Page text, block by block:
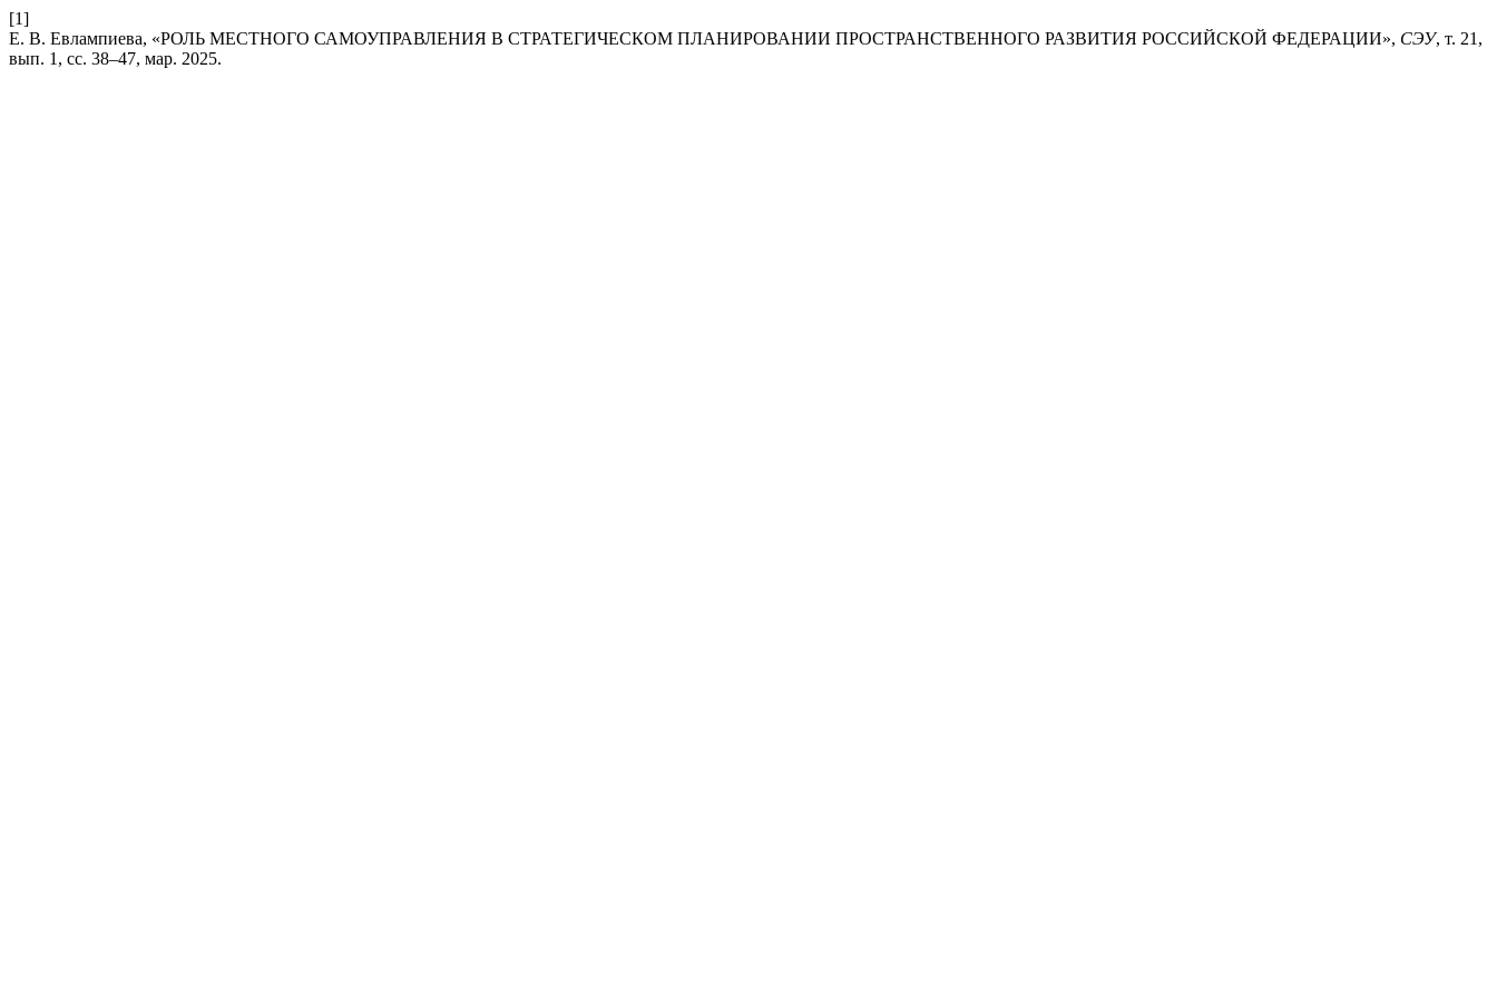
[1]
Е. В. Евлампиева, «РОЛЬ МЕСТНОГО САМОУПРАВЛЕНИЯ В СТРАТЕГИЧЕСКОМ ПЛАНИРОВАНИИ ПРОСТРАНСТВЕННОГО РАЗВИТИЯ РОССИЙСКОЙ ФЕДЕРАЦИИ», СЭУ, т. 21,
вып. 1, сс. 38–47, мар. 2025.